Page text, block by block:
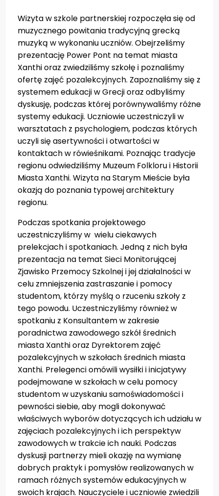
Wizyta w szkole partnerskiej rozpoczęła się od
muzycznego powitania tradycyjną grecką
muzyką w wykonaniu uczniów. Obejrzeliśmy
prezentację Power Pont na temat miasta
Xanthi oraz zwiedziliśmy szkołę i poznaliśmy
ofertę zajęć pozalekcyjnych. Zapoznaliśmy się z
systemem edukacji w Grecji oraz odbyliśmy
dyskusję, podczas której porównywaliśmy różne
systemy edukacji. Uczniowie uczestniczyli w
warsztatach z psychologiem, podczas których
uczyli się asertywności i otwartości w
kontaktach w rówieśnikami. Poznając tradycje
regionu odwiedziliśmy Muzeum Folkloru i Historii
Miasta Xanthi. Wizyta na Starym Mieście była
okazją do poznania typowej architektury
regionu.
Podczas spotkania projektowego
uczestniczyliśmy w wielu ciekawych
prelekcjach i spotkaniach. Jedną z nich była
prezentacja na temat Sieci Monitorującej
Zjawisko Przemocy Szkolnej i jej działalności w
celu zmniejszenia zastraszanie i pomocy
studentom, którzy myślą o rzuceniu szkoły z
tego powodu. Uczestniczyliśmy również w
spotkaniu z Konsultantem w zakresie
poradnictwa zawodowego szkół średnich
miasta Xanthi oraz Dyrektorem zajęć
pozalekcyjnych w szkołach średnich miasta
Xanthi. Prelegenci omówili wysiłki i inicjatywy
podejmowane w szkołach w celu pomocy
studentom w uzyskaniu samoświadomości i
pewności siebie, aby mogli dokonywać
właściwych wyborów dotyczących ich udziału w
zajęciach pozalekcyjnych i ich perspektyw
zawodowych w trakcie ich nauki. Podczas
dyskusji partnerzy mieli okazję na wymianę
dobrych praktyk i pomysłów realizowanych w
ramach różnych systemów edukacyjnych w
swoich krajach. Nauczyciele i uczniowie zwiedzili